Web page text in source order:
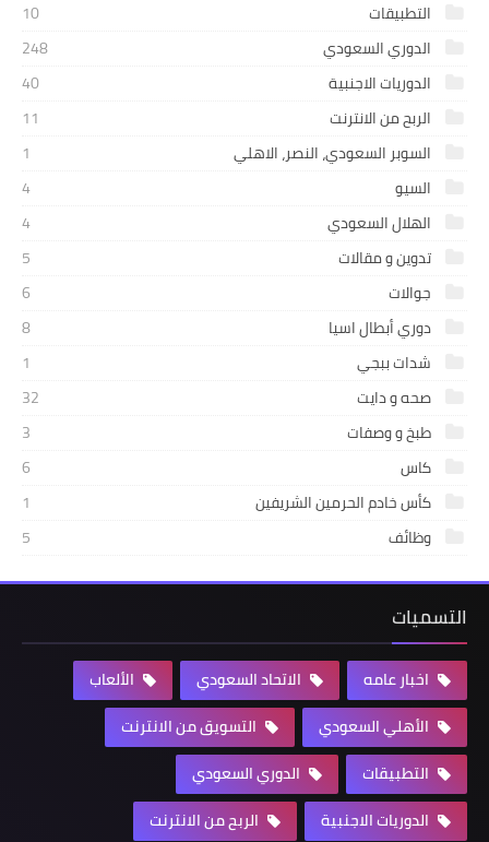
التطبيقات
10
الدوري السعودي
248
الدوريات الاجنبية
40
الربح من الانترنت
11
السوبر السعودي، النصر، الاهلي
1
السيو
4
الهلال السعودي
4
تدوين و مقالات
5
جوالات
6
دوري أبطال اسيا
8
شدات ببجي
1
صحه و دايت
32
طبخ و وصفات
3
كاس
6
كأس خادم الحرمين الشريفين
1
وظائف
5
التسميات
اخبار عامه الاتحاد السعودي
الألعاب
الأهلي السعودي
التسويق من الانترنت
التطبيقات
الدوري السعودي
الدوريات الاجنبية
الربح من الانترنت